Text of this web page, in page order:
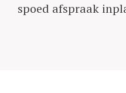
spoed afspraak